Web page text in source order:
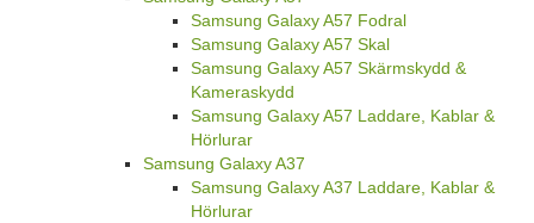
Samsung Galaxy A57 Fodral
Samsung Galaxy A57 Skal
Samsung Galaxy A57 Skärmskydd &
Kameraskydd
Samsung Galaxy A57 Laddare, Kablar &
Hörlurar
Samsung Galaxy A37
Samsung Galaxy A37 Laddare, Kablar &
Hörlurar